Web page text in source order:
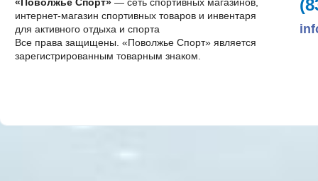
интернет-магазин спортивных товаров и инвентаря
для активного отдыха и спорта
Все права защищены. «Поволжье Спорт» является
зарегистрированным товарным знаком.